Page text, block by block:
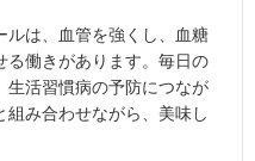
ルは、血管を強くし、血糖
る働きがあります。毎日の
生活習慣病の予防につなが
組み合わせながら、美味し